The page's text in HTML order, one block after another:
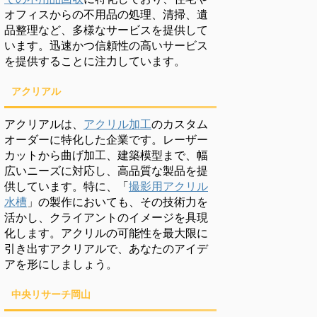
オフィスからの不用品の処理、清掃、遺
品整理など、多様なサービスを提供して
います。迅速かつ信頼性の高いサービス
を提供することに注力しています。
アクリアル
アクリアルは、 アクリル加工のカスタム
オーダーに特化した企業です。レーザー
カットから曲げ加工、建築模型まで、幅
広いニーズに対応し、高品質な製品を提
供しています。特に、「撮影用アクリル
水槽 」の製作においても、その技術力を
活かし、クライアントのイメージを具現
化します。アクリルの可能性を最大限に
引き出すアクリアルで、あなたのアイデ
アを形にしましょう。
中央リサーチ岡山